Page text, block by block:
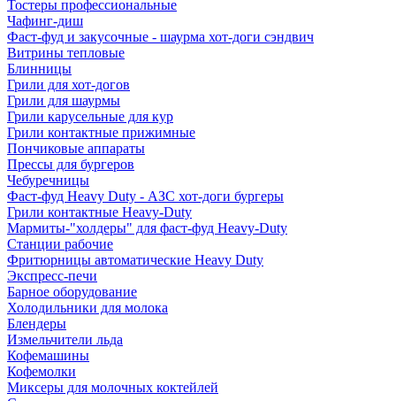
Тостеры профессиональные
Чафинг-диш
Фаст-фуд и закусочные - шаурма хот-доги сэндвич
Витрины тепловые
Блинницы
Грили для хот-догов
Грили для шаурмы
Грили карусельные для кур
Грили контактные прижимные
Пончиковые аппараты
Прессы для бургеров
Чебуречницы
Фаст-фуд Heavy Duty - АЗС хот-доги бургеры
Грили контактные Heavy-Duty
Мармиты-"холдеры" для фаст-фуд Heavy-Duty
Станции рабочие
Фритюрницы автоматические Heavy Duty
Экспресс-печи
Барное оборудование
Холодильники для молока
Блендеры
Измельчители льда
Кофемашины
Кофемолки
Миксеры для молочных коктейлей